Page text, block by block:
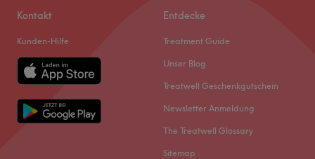
Kontakt
Kunden-Hilfe
Entdecke
Treatment Guide
Unser Blog
Treatwell Geschenkgutschein
Newsletter Anmeldung
The Treatwell Glossary
Sitemap